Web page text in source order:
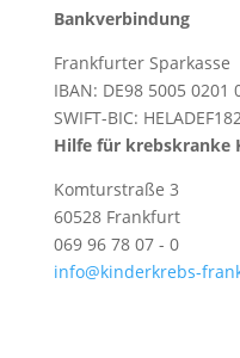
Bankverbindung
Frankfurter Sparkasse
IBAN: DE98 5005 0201
SWIFT-BIC:
Hilfe für krebskranke
Komturstraße 3
60528 Frankfurt
069 96 78 07 - 0
info@kinderkrebs-